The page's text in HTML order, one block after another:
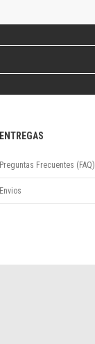
ENTREGAS
Preguntas Frecuentes (FAQ)
Envios